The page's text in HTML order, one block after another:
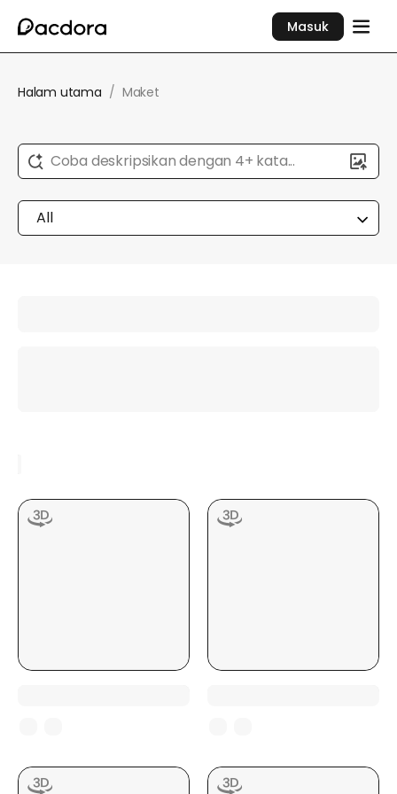
Masuk
Halam utama / Maket
Coba deskripsikan dengan 4+ kata...
All